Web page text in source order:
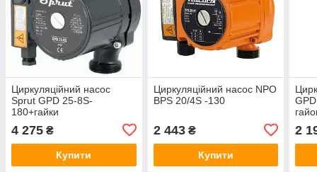
Циркуляційний насос
Sprut GPD 25-8S-
180+гайки
4 275 ₴
Купити
Циркуляційний насос NPO
BPS 20/4S -130
2 443₴
Купити
2